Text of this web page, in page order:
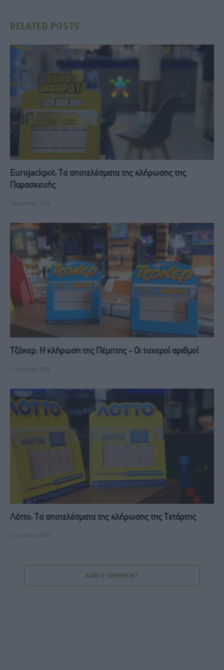
RELATED POSTS
Eurojackpot: Τα αποτελέσματα της κλήρωσης της
Παρασκευής
7 Αυγούστου, 2026
Τζόκερ: Η κλήρωση της Πέμπτης - Οι τυχεροί αριθμοί
6 Αυγούστου, 2026
Λόττο: Τα αποτελέσματα της κλήρωσης της Τετάρτης
5 Αυγούστου, 2026
ADD A COMMENT